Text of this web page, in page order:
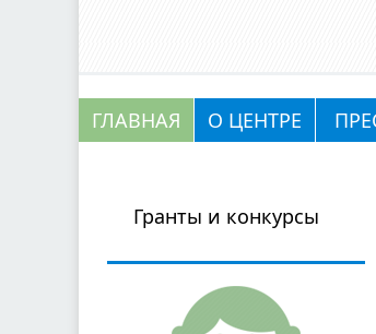
ГЛАВНАЯ О ЦЕНТРЕ
Гранты и конкурсы